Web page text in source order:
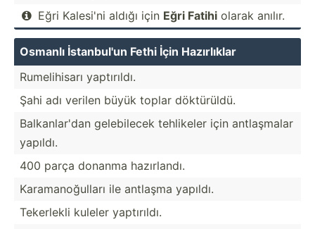
 Eğri Kalesi'ni aldığı için Eğri Fatihiolarak anılır.
Osmanlı İstanb­ul'un Fethi İçin Hazırl­ıklar
Rumeli­hisarı yaptır­ıldı.
Şahi adı verilen büyük toplar döktür­üldü.
Balkan­lar'dan gelebi­lecek tehlikeler için antlaş­malar
yapıldı.
400 parça donanma hazırl­andı.
Karama­noğ­ulları ile antlaşma yapıldı.
Tekerlekli kuleler yaptır­ıldı.